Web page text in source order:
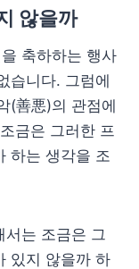
않을까
축하하는 행사
습니다. 그럼에
(善悪)의 관점에
금은 그러한 프
하는 생각을 조
서는 조금은 그
있지 않을까 하